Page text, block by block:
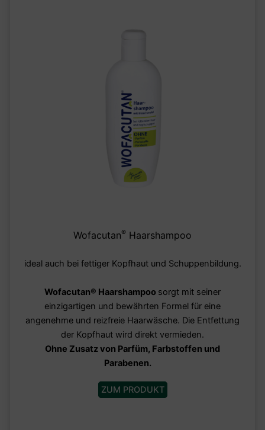
Wofacutan® Haarshampoo
ideal auch bei fettiger Kopfhaut und Schuppenbildung.
Wofacutan® Haarshampoo sorgt mit seiner
einzigartigen und bewährten Formel für eine
angenehme und reizfreie Haarwäsche. Die Entfettung
der Kopfhaut wird direkt vermieden.
Ohne Zusatz von Parfüm, Farbstoffen und
Parabenen.
ZUM PRODUKT